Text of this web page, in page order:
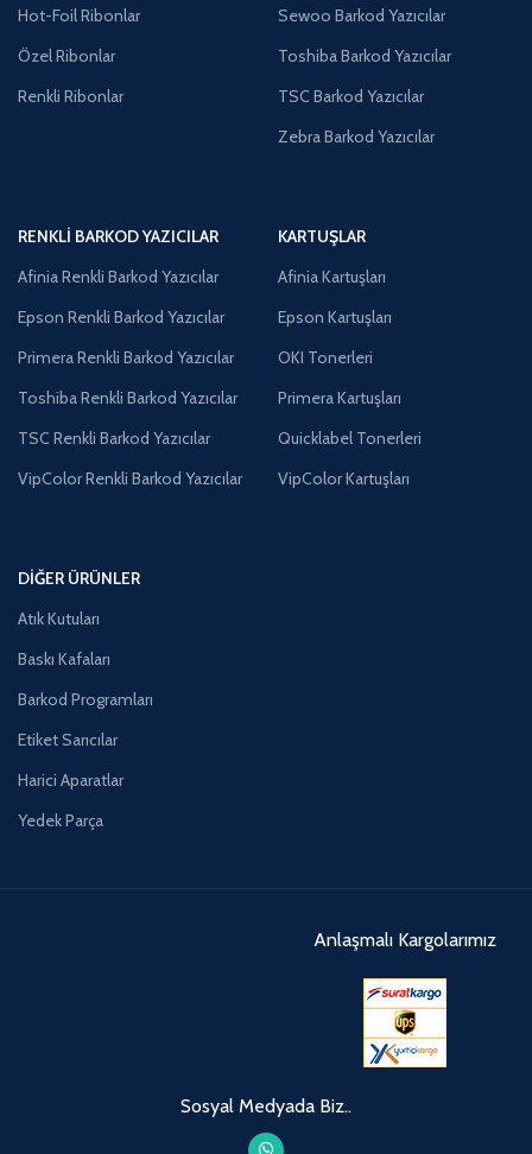
Hot-Foil Ribonlar
Özel Ribonlar
Renkli Ribonlar
Sewoo Barkod Yazıcılar
Toshiba Barkod Yazıcılar
TSC Barkod Yazıcılar
Zebra Barkod Yazıcılar
RENKLI BARKOD YAZICILAR
Afinia Renkli Barkod Yazıcılar
Epson Renkli Barkod Yazıcılar
Primera Renkli Barkod Yazıcılar
Toshiba Renkli Barkod Yazıcılar
TSC Renkli Barkod Yazıcılar
VipColor Renkli Barkod Yazıcılar
KARTUŞLAR
Afinia Kartuşları
Epson Kartuşları
OKI Tonerleri
Primera Kartuşları
Quicklabel Tonerleri
VipColor Kartuşları
DIĞER ÜRÜNLER
Atık Kutuları
Baskı Kafaları
Barkod Programları
Etiket Sarıcılar
Harici Aparatlar
Yedek Parça
Anlaşmalı Kargolarımız
Sosyal Medyada Biz..